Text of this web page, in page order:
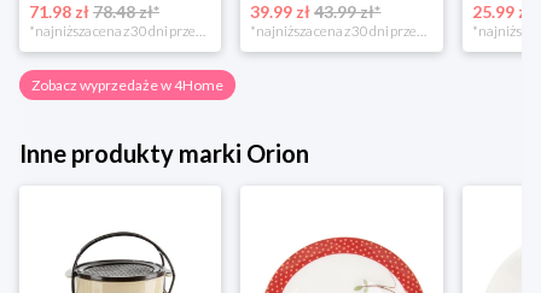
71.98 zł78.48 zł*
*najniższa cena z 30 dni przed obniżką
39.99 zł 43.99 zł*
*najniższa cena z 30 dni przed obniżką
25.99 zł
Zobacz wyprzedaże w 4Home
Inne produkty marki Orion